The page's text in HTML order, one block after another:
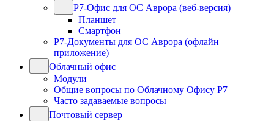
Р7-Офис для ОС Аврора (веб-версия)
Планшет
Смартфон
Р7-Документы для ОС Аврора (офлайн
приложение)
Облачный офис
Модули
Общие вопросы по Облачному Офису Р7
Часто задаваемые вопросы
Почтовый сервер